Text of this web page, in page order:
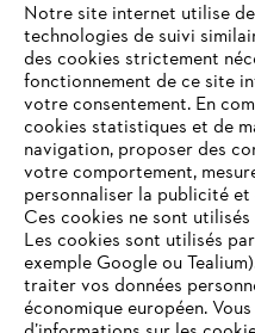
L'Entreprise
Notre site internet utilise
technologies de suivi
des cookies strictement
fonctionnement de ce site
votre consentement. En
cookies statistiques et de
navigation, proposer des
votre comportement,
personnaliser la publicité
Ces cookies ne sont
Les cookies sont utilisés
exemple Google ou
traiter vos données
économique européen.